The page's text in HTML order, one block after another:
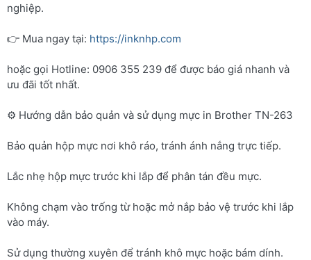
nghiệp.
👉 Mua ngay tại: https://inknhp.com
hoặc gọi Hotline: 0906 355 239 để được báo giá nhanh và
ưu đãi tốt nhất.
⚙️ Hướng dẫn bảo quản và sử dụng mực in Brother TN-263
Bảo quản hộp mực nơi khô ráo, tránh ánh nắng trực tiếp.
Lắc nhẹ hộp mực trước khi lắp để phân tán đều mực.
Không chạm vào trống từ hoặc mở nắp bảo vệ trước khi lắp
vào máy.
Sử dụng thường xuyên để tránh khô mực hoặc bám dính.